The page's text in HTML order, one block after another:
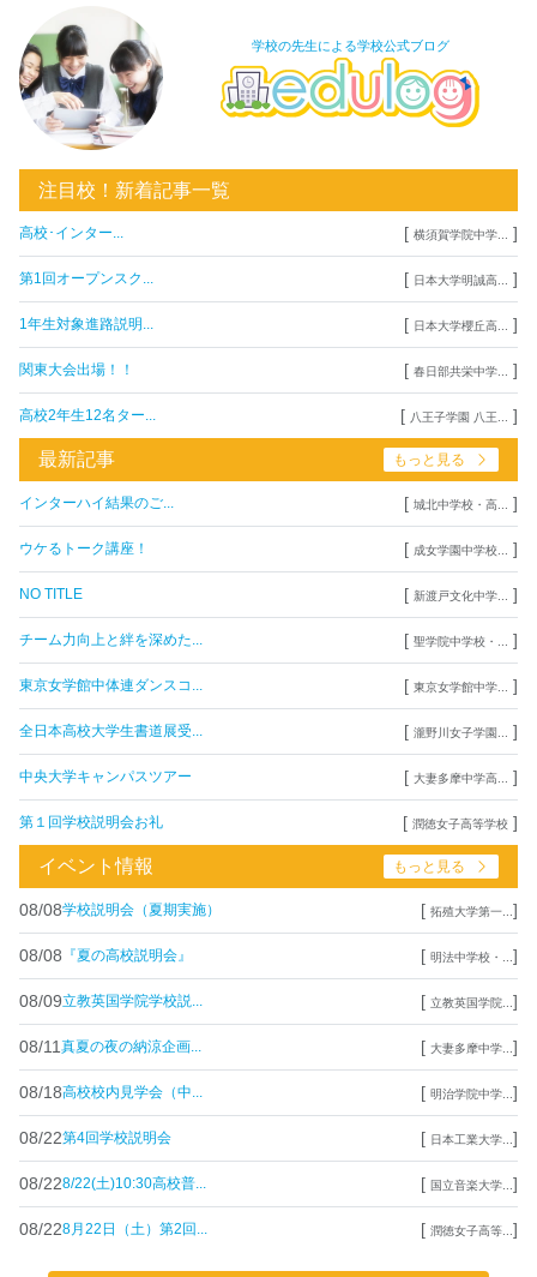
学校の先生による学校公式ブログ
注目校！新着記事一覧
高校･インター... [ 横須賀学院中学... ]
第1回オープンスク... [ 日本大学明誠高... ]
1年生対象進路説明... [ 日本大学櫻丘高... ]
関東大会出場！！ [ 春日部共栄中学... ]
高校2年生12名ター... [ 八王子学園 八王... ]
最新記事 もっと見る
インターハイ結果のご... [ 城北中学校・高... ]
ウケるトーク講座！ [ 成女学園中学校... ]
NO TITLE [ 新渡戸文化中学... ]
チーム力向上と絆を深めた... [ 聖学院中学校・... ]
東京女学館中体連ダンスコ... [ 東京女学館中学... ]
全日本高校大学生書道展受... [ 瀧野川女子学園... ]
中央大学キャンパスツアー [ 大妻多摩中学高... ]
第１回学校説明会お礼 [ 潤徳女子高等学校 ]
イベント情報 もっと見る
08/08学校説明会（夏期実施） [ 拓殖大学第一... ]
08/08 『夏の高校説明会』 [ 明法中学校・... ]
08/09立教英国学院学校説... [ 立教英国学院... ]
08/11 真夏の夜の納涼企画... [ 大妻多摩中学... ]
08/18高校校内見学会（中... [ 明治学院中学... ]
08/22第4回学校説明会 [ 日本工業大学... ]
08/228/22(土)10:30高校普... [ 国立音楽大学... ]
08/228月22日（土）第2回... [ 潤徳女子高等... ]